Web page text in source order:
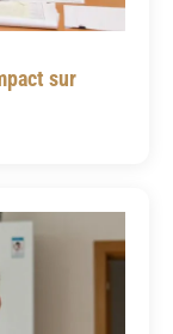
sur